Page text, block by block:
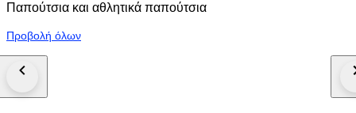
Παπούτσια και αθλητικά παπούτσια
Προβολή όλων